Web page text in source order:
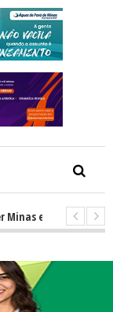
e Pará de Minas; e